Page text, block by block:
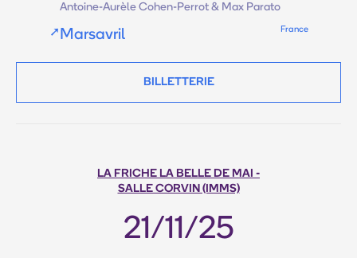
Antoine-Aurèle Cohen-Perrot & Max Parato
➚ Marsavril France
BILLETTERIE
LA FRICHE LA BELLE DE MAI -
SALLE CORVIN (IMMS)
21/11/25